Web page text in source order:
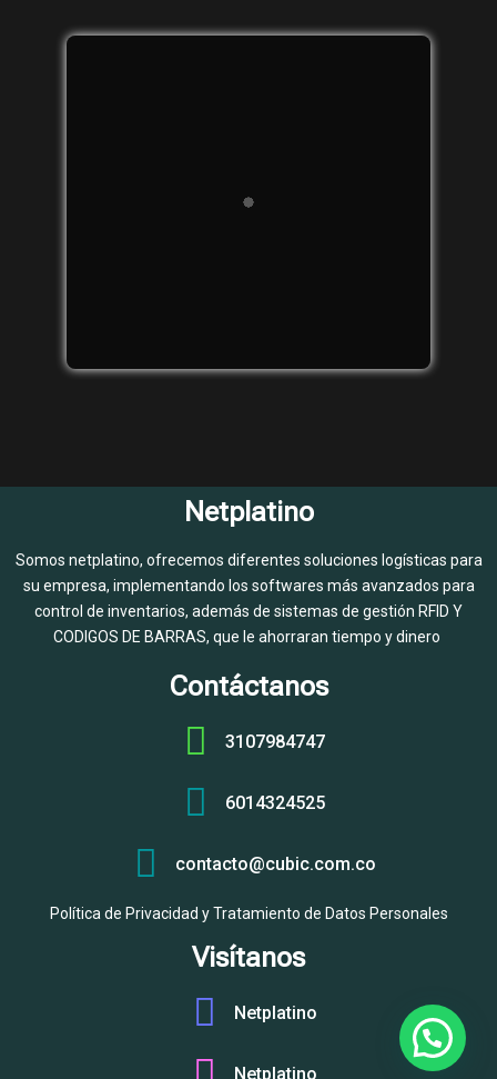
Netplatino
Somos netplatino, ofrecemos diferentes soluciones logísticas para
su empresa, implementando los softwares más avanzados para
control de inventarios, además de sistemas de gestión RFID Y
CODIGOS DE BARRAS, que le ahorraran tiempo y dinero
Contáctanos
3107984747
6014324525
contacto@cubic.com.co
Política de Privacidad y Tratamiento de Datos Personales
Visítanos
Netplatino
Netplatino